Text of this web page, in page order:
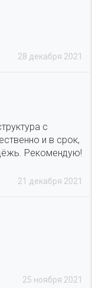
28 декабря 2021
с
и в срок,
Рекомендую!
21 декабря 2021
25 ноября 2021